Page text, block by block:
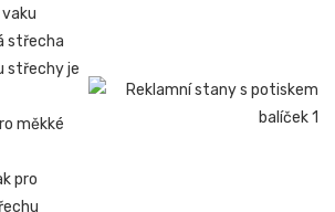
střecha
střechy je
měkké
pro